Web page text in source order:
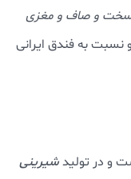
سخت و صاف و مغزی
نسبت به فندق ایرانی
و در تولیدشیرینی